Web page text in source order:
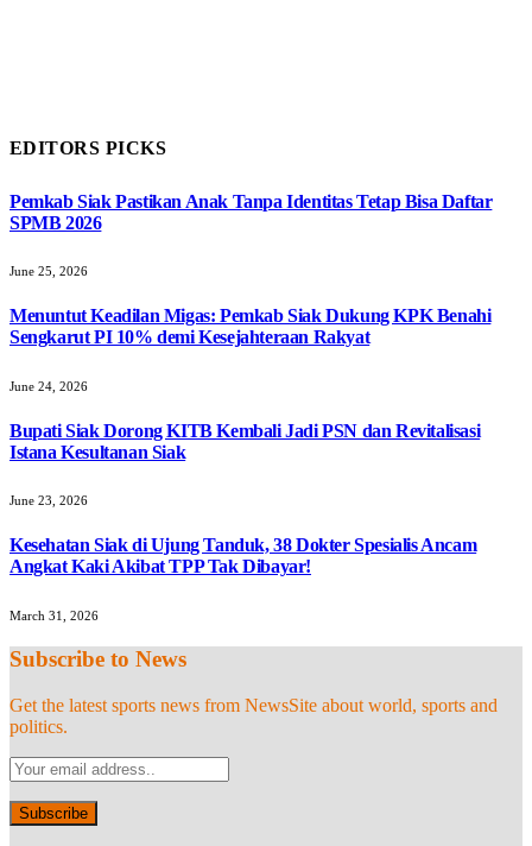
EDITORS PICKS
Pemkab Siak Pastikan Anak Tanpa Identitas Tetap Bisa Daftar
SPMB 2026
June 25, 2026
Menuntut Keadilan Migas: Pemkab Siak Dukung KPK Benahi
Sengkarut PI 10% demi Kesejahteraan Rakyat
June 24, 2026
Bupati Siak Dorong KITB Kembali Jadi PSN dan Revitalisasi
Istana Kesultanan Siak
June 23, 2026
Kesehatan Siak di Ujung Tanduk, 38 Dokter Spesialis Ancam
Angkat Kaki Akibat TPP Tak Dibayar!
March 31, 2026
Subscribe to News
Get the latest sports news from NewsSite about world, sports and
politics.